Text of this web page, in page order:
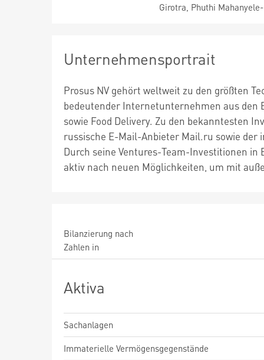
Girotra, Phuthi
Unternehmensportrait
Prosus NV gehört weltweit zu den größten
bedeutender Internetunternehmen aus den
sowie Food Delivery. Zu den bekanntesten
russische E-Mail-Anbieter Mail.ru sowie
Durch seine Ventures-Team-Investitionen
aktiv nach neuen Möglichkeiten, um mit
Bilanzierung nach
Zahlen in
Aktiva
Sachanlagen
Immaterielle Vermögensgegenstände